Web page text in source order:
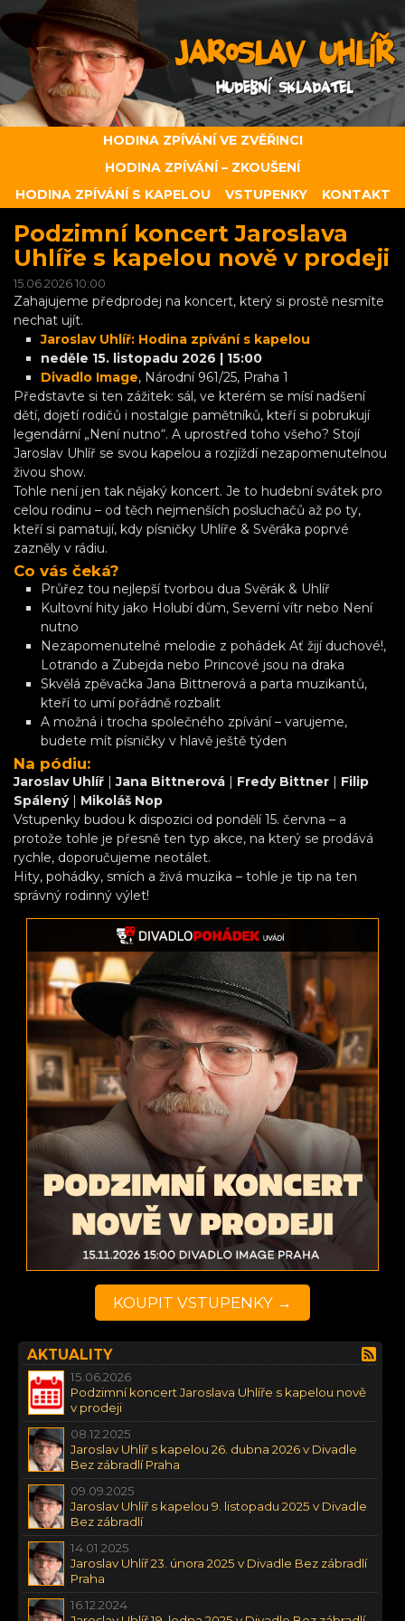
HODINA ZPÍVÁNÍ VE ZVĚŘINCI
HODINA ZPÍVÁNÍ – ZKOUŠENÍ
HODINA ZPÍVÁNÍ S KAPELOU
VSTUPENKY KONTAKT
Podzimní koncert Jaroslava
Uhlíře s kapelou nově v prodeji
15.06.2026 10:00
Zahajujeme předprodej na koncert, který si prostě nesmíte
nechat ujít.
Jaroslav Uhlíř: Hodina zpívání s kapelou
neděle 15. listopadu 2026 | 15:00
Divadlo Image, Národní 961/25, Praha 1
Představte si ten zážitek: sál, ve kterém se mísí nadšení
dětí, dojetí rodičů i nostalgie pamětníků, kteří si pobrukují
legendární „Není nutno“. A uprostřed toho všeho? Stojí
Jaroslav Uhlíř se svou kapelou a rozjíždí nezapomenutelnou
živou show.
Tohle není jen tak nějaký koncert. Je to hudební svátek pro
celou rodinu – od těch nejmenších posluchačů až po ty,
kteří si pamatují, kdy písničky Uhlíře & Svěráka poprvé
zazněly v rádiu.
Co vás čeká?
Průřez tou nejlepší tvorbou dua Svěrák & Uhlíř
Kultovní hity jako Holubí dům, Severní vítr nebo Není
nutno
Nezapomenutelné melodie z pohádek Ať žijí duchové!,
Lotrando a Zubejda nebo Princové jsou na draka
Skvělá zpěvačka Jana Bittnerová a parta muzikantů,
kteří to umí pořádně rozbalit
A možná i trocha společného zpívání – varujeme,
budete mít písničky v hlavě ještě týden
Na pódiu:
Jaroslav Uhlíř | Jana Bittnerová | Fredy Bittner | Filip
Spálený | Mikoláš Nop
Vstupenky budou k dispozici od pondělí 15. června – a
protože tohle je přesně ten typ akce, na který se prodává
rychle, doporučujeme neotálet.
Hity, pohádky, smích a živá muzika – tohle je tip na ten
správný rodinný výlet!
KOUPIT VSTUPENKY →
AKTUALITY
15.06.2026
Podzimní koncert Jaroslava Uhlíře s kapelou nově
v prodeji
08.12.2025
Jaroslav Uhlíř s kapelou 26. dubna 2026 v Divadle
Bez zábradlí Praha
09.09.2025
Jaroslav Uhlíř s kapelou 9. listopadu 2025 v Divadle
Bez zábradlí
14.01.2025
Jaroslav Uhlíř 23. února 2025 v Divadle Bez zábradlí
Praha
16.12.2024